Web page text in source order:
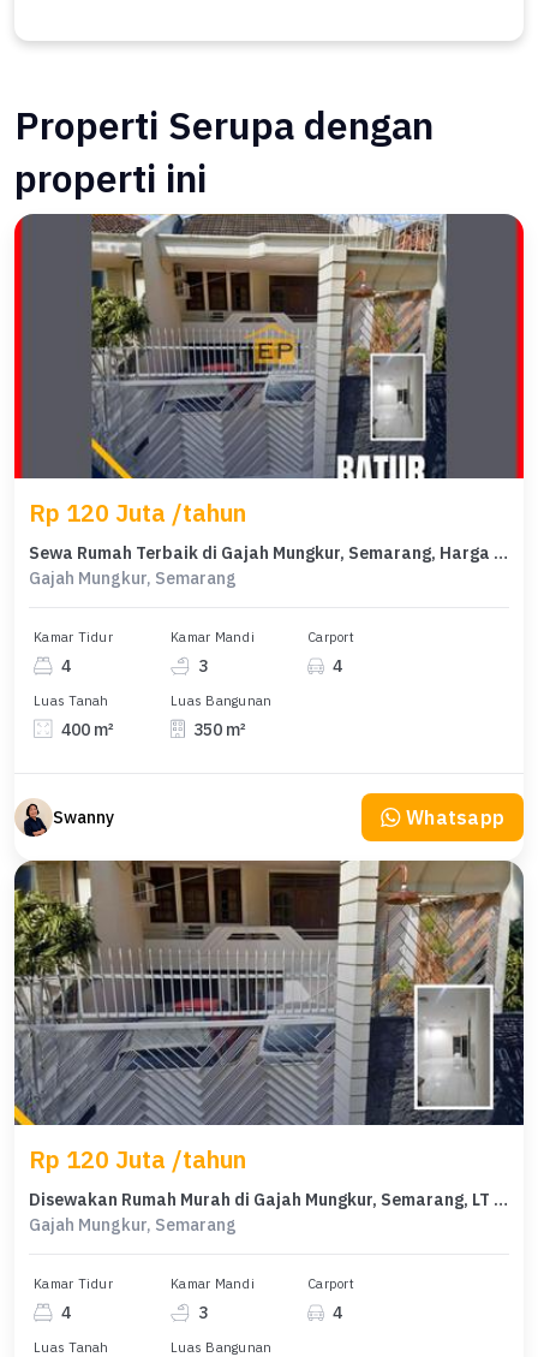
Properti Serupa dengan
properti ini
Rp 120 Juta /tahun
Sewa Rumah Terbaik di Gajah Mungkur, Semarang, Harga Terjangkau
Gajah Mungkur, Semarang
Kamar Tidur
4
Kamar Mandi
3
Carport
4
Luas Tanah
400 m²
Luas Bangunan
350 m²
Swanny Whatsapp
Rp 120 Juta /tahun
Disewakan Rumah Murah di Gajah Mungkur, Semarang, LT 450m²
Gajah Mungkur, Semarang
Kamar Tidur
4
Kamar Mandi
3
Carport
4
Luas Tanah Luas Bangunan